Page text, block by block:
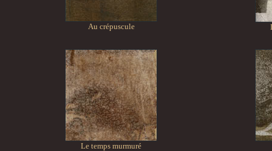
Au crépuscule
Le temps murmuré